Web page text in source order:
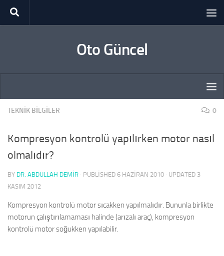
Skip to content
Oto Güncel
TEKNIK BILGILER 0
Kompresyon kontrolü yapılırken motor nasıl
olmalıdır?
BY DR. ABDULLAH DEMİR · PUBLISHED 6 HAZIRAN 2010 · UPDATED 3
KASIM 2012
Kompresyon kontrolü motor sıcakken yapılmalıdır. Bununla birlikte
motorun çalıştırılamaması halinde (arızalı araç), kompresyon
kontrolü motor soğukken yapılabilir.